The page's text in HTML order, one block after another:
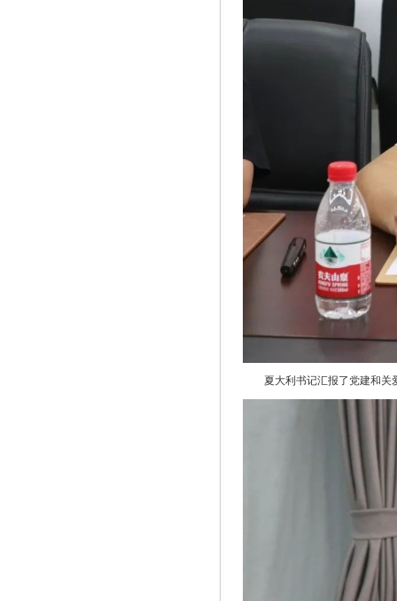
夏大利书记汇报了党建和关